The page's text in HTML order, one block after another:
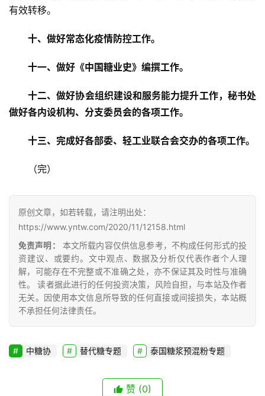
有效转移。
十、做好常态化疫情防控工作。
十一、做好《中国糖业史》编撰工作。
十二、做好协会组织建设和服务能力提升工作，秘书处
做好各内设机构、分支委员会的各项工作。
十三、完成好各部委、轻工业联合会交办的各项工作。
（完）
原创文章，如若转载，请注明出处：
https://www.yntw.com/2020/11/12158.html
免责声明：
本文所载内容仅供信息参考，不构成任何形式的投
资建议、或要约。文中观点、数据及分析仅代表作者个人理
解，可能存在不完整或不准确之处，亦不保证其及时性与准确
性。 读者据此进行的任何投资决策，风险自担，与本站及作者
无关。因使用本文信息所导致的任何直接或间接损失，本站概
不承担任何法律责任。
中糖协 替代糖专题 泰国糖浆预混粉专题
赞 (0)